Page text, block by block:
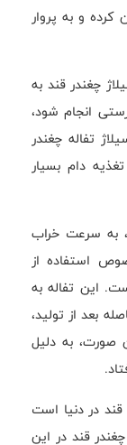
و به پروار
چغندر قند به
انجام شود،
سیلاژ تفاله چغندر
دام بسیار
به سرعت خراب
استفاده از
این تفاله به
بعد از تولید،
صورت، به دلیل
قند در دنیا است
قند در این